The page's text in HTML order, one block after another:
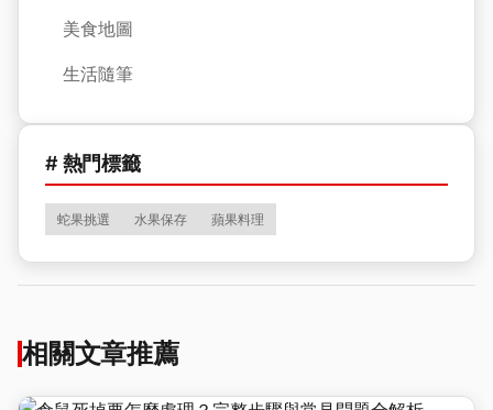
美食地圖
生活隨筆
# 熱門標籤
蛇果挑選 水果保存 蘋果料理
相關文章推薦